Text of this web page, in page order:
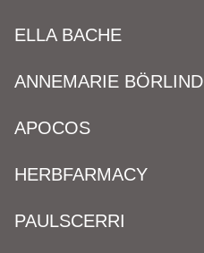
ELLA BACHE
ANNEMARIE BÖRLIND
APOCOS
HERBFARMACY
PAULSCERRI